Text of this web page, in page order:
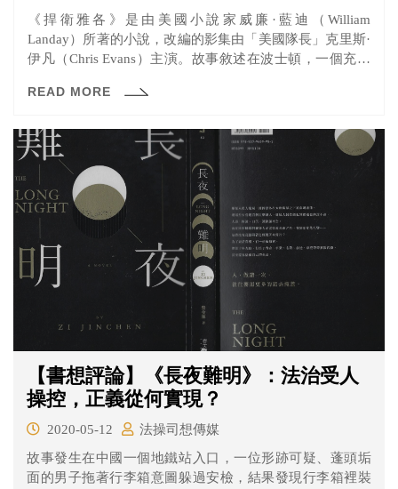
《捍衛雅各》是由美國小說家威廉·藍迪（William
Landay）所著的小說，改編的影集由「美國隊長」克里斯·
伊凡（Chris Evans）主演。故事敘述在波士頓，一個充斥
死者年僅14歲，讓原本氣氛和平的小鎮忽然變得風聲鶴
查、起訴犯人，但是直到發現首要的嫌疑對象是自己的兒
子雅各之後，一切都變了調……
READ MORE
【書想評論】《長夜難明》：法治受人
操控，正義從何實現？
2020-05-12
法操司想傳媒
故事發生在中國一個地鐵站入口，一位形跡可疑、蓬頭垢
面的男子拖著行李箱意圖躲過安檢，結果發現行李箱裡裝